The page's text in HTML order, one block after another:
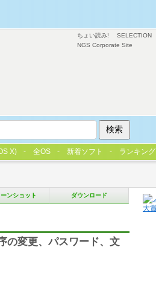
ンショット ダウンロード
の変更、パスワード、文
ちょい読み! SELECTION
NGS Corporate Site
X) 全OS 新着ソフト ランキング